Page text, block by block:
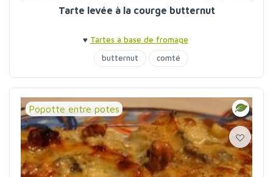
Tarte levée à la courge butternut
♥ Tartes à base de fromage
butternut
comté
Popotte entre potes